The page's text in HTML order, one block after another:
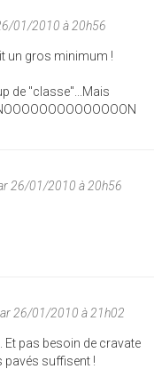
01/2010 à 20h56
un gros minimum !
de "classe"...Mais
26/01/2010 à 20h56
26/01/2010 à 21h02
Et pas besoin de cravate
pavés suffisent !